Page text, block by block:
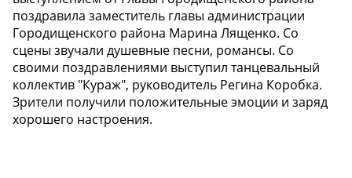
поздравила заместитель главы администрации
Городищенского района Марина Лященко. Со
сцены звучали душевные песни, романсы. Со
своими поздравлениями выступил танцевальный
коллектив "Кураж", руководитель Регина Коробка.
Зрители получили положительные эмоции и заряд
хорошего настроения.